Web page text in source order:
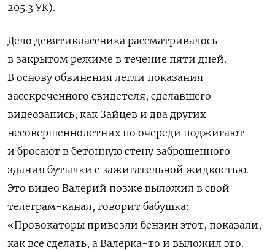
205.3 УК).
Дело девятиклассника рассматривалось
в закрытом режиме в течение пяти дней.
В основу обвинения легли показания
засекреченного свидетеля, сделавшего
видеозапись, как Зайцев и два других
несовершеннолетних по очереди поджигают
и бросают в бетонную стену заброшенного
здания бутылки с зажигательной жидкостью.
Это видео Валерий позже выложил в свой
телеграм-канал, говорит бабушка:
«Провокаторы привезли бензин этот, показали,
как все сделать, а Валерка-то и выложил это.